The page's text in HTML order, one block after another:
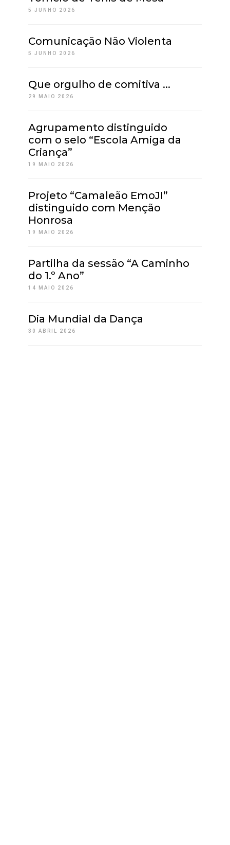
5 JUNHO 2026
Comunicação Não Violenta
5 JUNHO 2026
Que orgulho de comitiva ...
29 MAIO 2026
Agrupamento distinguido
com o selo “Escola Amiga da
Criança”
19 MAIO 2026
Projeto “Camaleão EmoJI”
distinguido com Menção
Honrosa
19 MAIO 2026
Partilha da sessão “A Caminho
do 1.º Ano”
14 MAIO 2026
Dia Mundial da Dança
30 ABRIL 2026